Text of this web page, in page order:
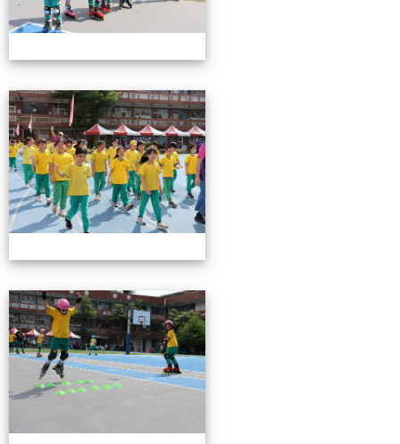
0503運動會花絮-2
0503運動會花絮-2